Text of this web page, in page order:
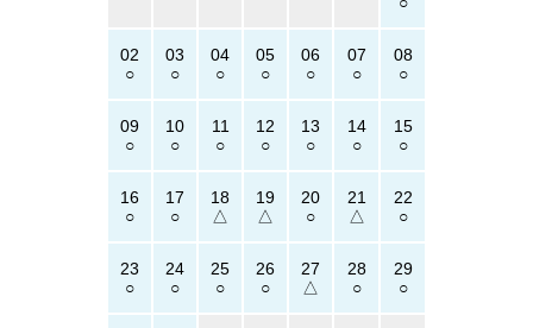
02 03 04 05 06 07 08
09 10 11 12 13 14 15
16 17 18 19 20 21 22
23 24 25 26 27 28 29